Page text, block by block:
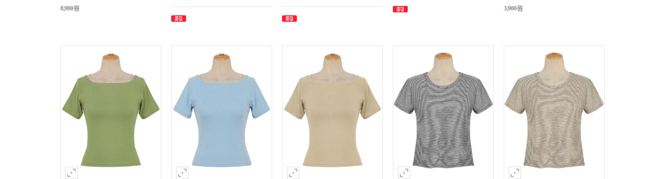
8,900원 3,900원